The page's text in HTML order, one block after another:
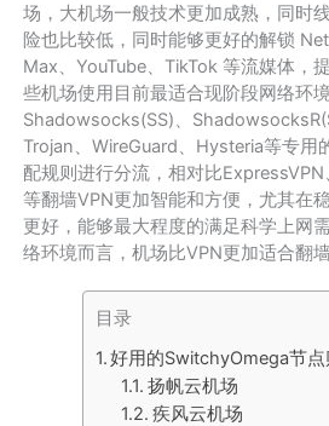
场，大机场一般技术更加成熟，同时
险也比较低，同时能够更好的解锁
Max、YouTube、TikTok 等流媒体，
些机场使用目前最适合现阶段网络环
Shadowsocks(SS)、
Trojan、WireGuard、Hysteria等专用
配规则进行分流，相对比
等翻墙VPN更加智能和方便，尤其在
更好，能够最大程度的满足科学上网
络环境而言，机场比VPN更加适合翻墙
目录
好用的SwitchyOmega节
扬帆云机场
疾风云机场